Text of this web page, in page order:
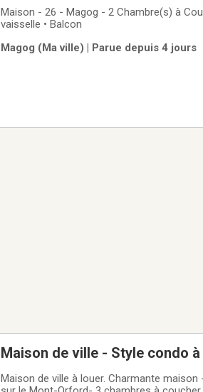
Maison - 26 - Magog - 2 Chambre(s) à
vaisselle • Balcon
Magog (Ma ville) | Parue depuis 4 jours
Maison de ville - Style condo
Maison de ville à louer. Charmante maison - copropriété à louer - Magog dans un quartier recherché - Vue